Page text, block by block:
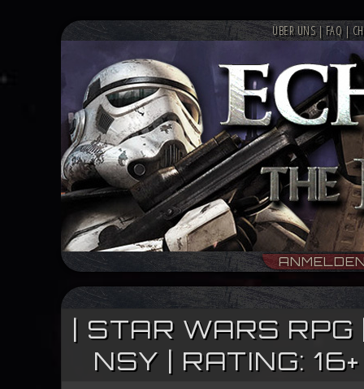
ÜBER UNS| FAQ|
| STAR WARS
NSY | RATING: